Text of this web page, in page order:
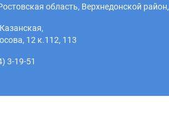
область, Верхнедонской район,
12 к.112, 113
3-19-51